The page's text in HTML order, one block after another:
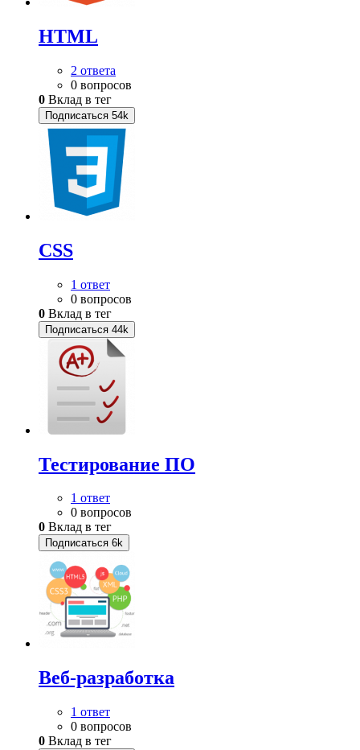
HTML
2 ответа
0 вопросов
0 Вклад в тег
Подписаться 54k
CSS
1 ответ
0 вопросов
0 Вклад в тег
Подписаться 44k
Тестирование ПО
1 ответ
0 вопросов
0 Вклад в тег
Подписаться 6k
Веб-разработка
1 ответ
0 вопросов
0 Вклад в тег